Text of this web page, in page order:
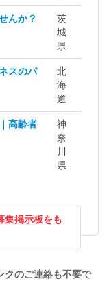
んか？
茨
城
県
スのパ
北
海
道
高齢者
神
奈
川
県
集掲示板をも
クのご連絡も不要で